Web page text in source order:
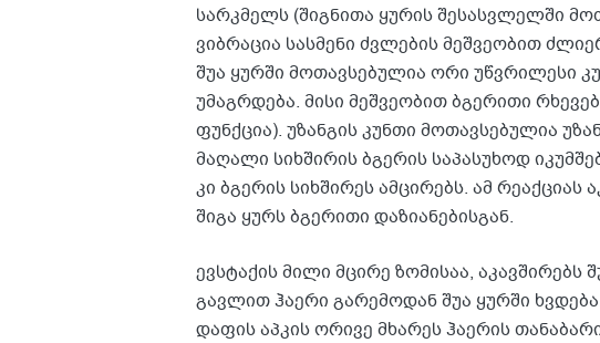
სარკმელს (შიგნითა ყურის შესასვლელში
ვიბრაცია სასმენი ძვლების მეშვეობით
შუა ყურში მოთავსებულია ორი უწვრილესი
უმაგრდება. მისი მეშვეობით ბგერითი
ფუნქცია). უზანგის კუნთი მოთავსებულია
მაღალი სიხშირის ბგერის საპასუხოდ
კი ბგერის სიხშირეს ამცირებს. ამ
შიგა ყურს ბგერითი დაზიანებისგან.
ევსტაქის მილი მცირე ზომისაა, აკავშირებს
გავლით ჰაერი გარემოდან შუა ყურში
დაფის აპკის ორივე მხარეს ჰაერის